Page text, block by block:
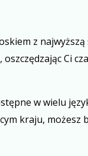
z
Ci
w wielu
kraju, możesz